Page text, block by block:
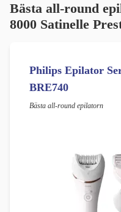
Bästa all-round
8000 Satinelle
Philips Epilator
BRE740
Bästa all-round epilatorn